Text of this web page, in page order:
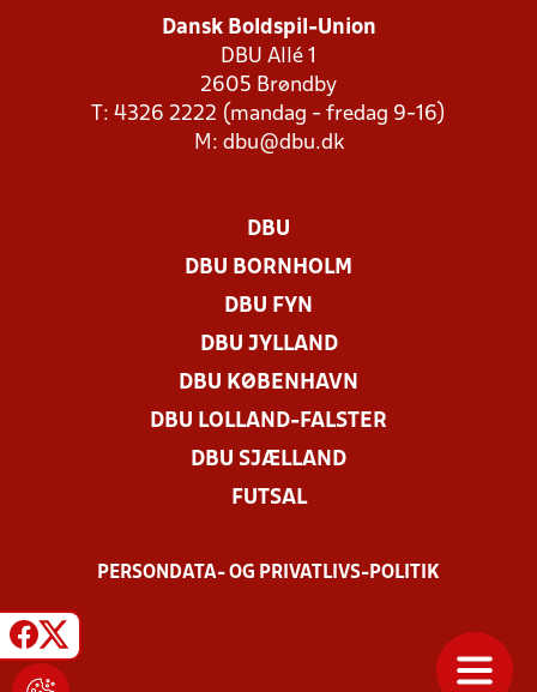
Dansk Boldspil-Union
DBU Allé 1
2605 Brøndby
T: 4326 2222 (mandag - fredag 9-16)
M: dbu@dbu.dk
DBU
DBU BORNHOLM
DBU FYN
DBU JYLLAND
DBU KØBENHAVN
DBU LOLLAND-FALSTER
DBU SJÆLLAND
FUTSAL
PERSONDATA- OG PRIVATLIVS-POLITIK